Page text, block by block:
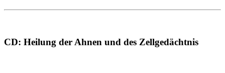
CD: Heilung der Ahnen und des Zellgedächtnis